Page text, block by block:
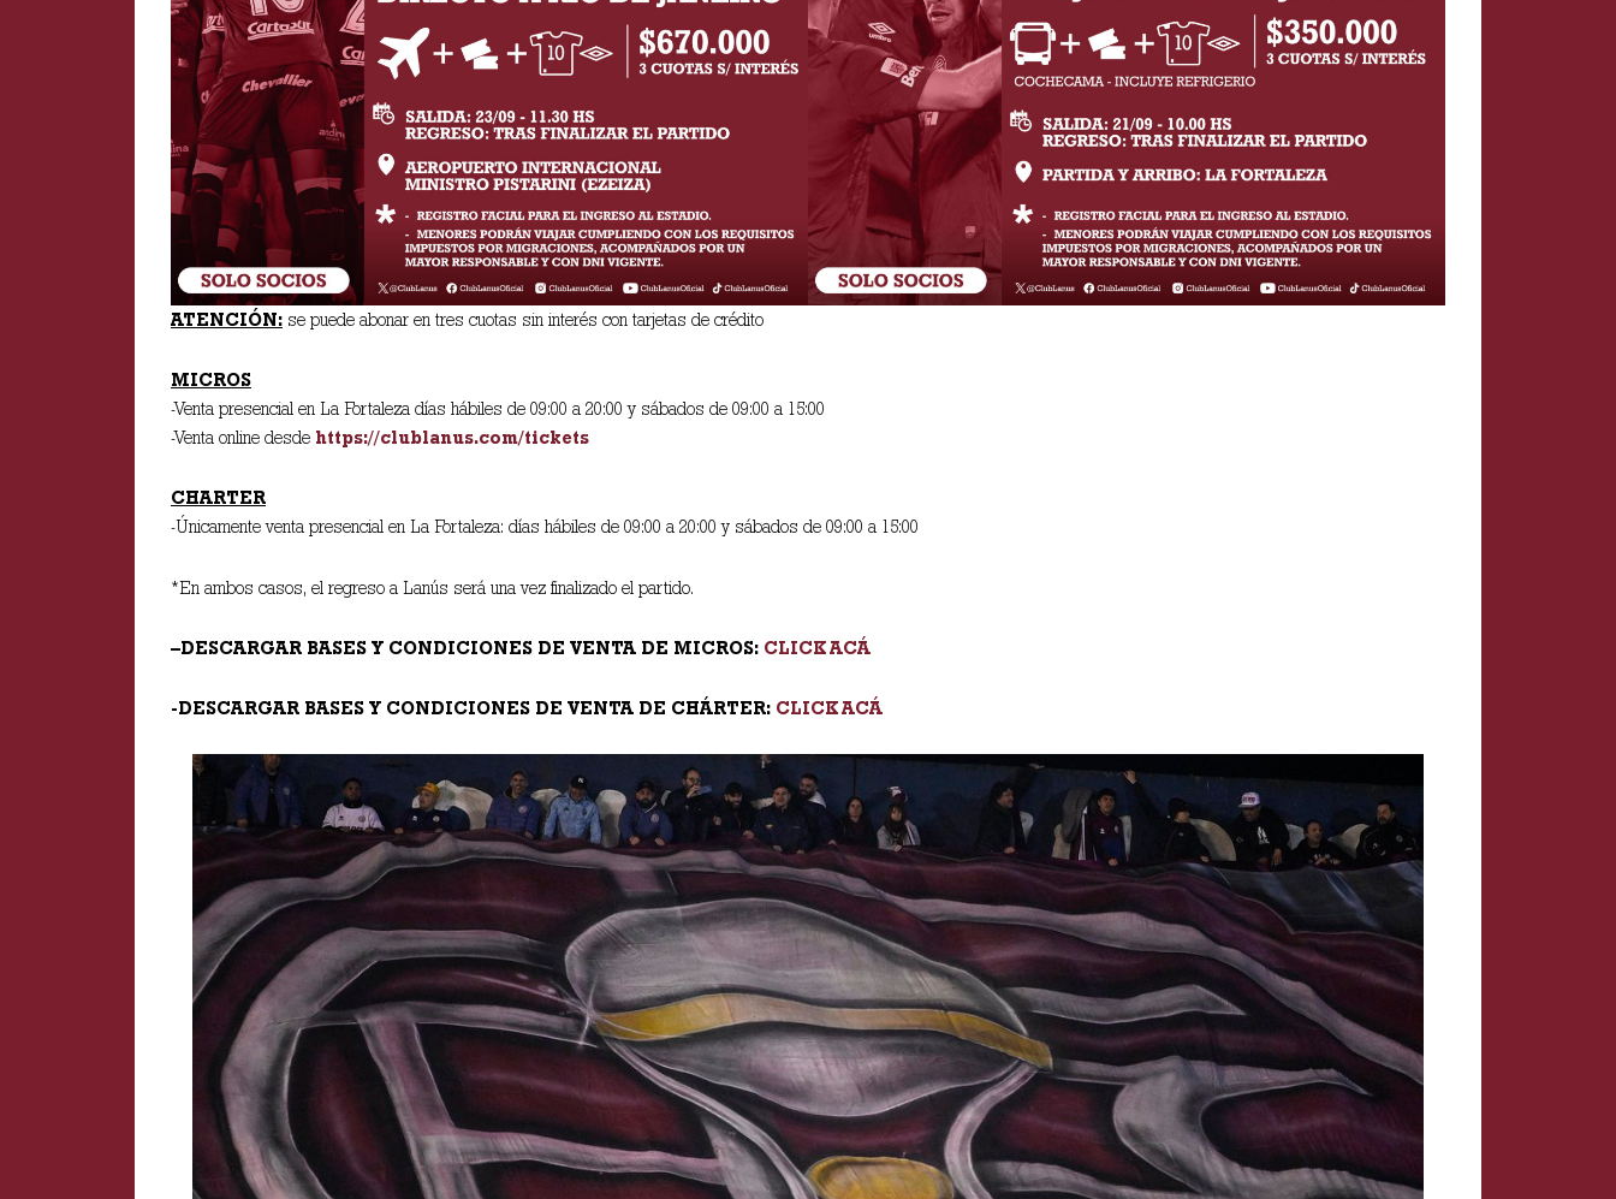
ATENCIÓN: se puede abonar en tres cuotas sin interés con tarjetas de crédito
MICROS
-Venta presencial en La Fortaleza días hábiles de 09:00 a 20:00 y sábados de 09:00 a 15:00
-Venta online desde https://clublanus.com/tickets
CHARTER
-Únicamente venta presencial en La Fortaleza: días hábiles de 09:00 a 20:00 y sábados de 09:00 a 15:00
*En ambos casos, el regreso a Lanús será una vez finalizado el partido.
–DESCARGAR BASES Y CONDICIONES DE VENTA DE MICROS: CLICK ACÁ
-DESCARGAR BASES Y CONDICIONES DE VENTA DE CHÁRTER: CLICK ACÁ